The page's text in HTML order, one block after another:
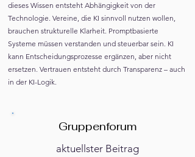
dieses Wissen entsteht Abhängigkeit von der
Technologie. Vereine, die KI sinnvoll nutzen wollen,
brauchen strukturelle Klarheit. Promptbasierte
Systeme müssen verstanden und steuerbar sein. KI
kann Entscheidungsprozesse ergänzen, aber nicht
ersetzen. Vertrauen entsteht durch Transparenz – auch
in der KI-Logik.
Gruppenforum
aktuellster Beitrag